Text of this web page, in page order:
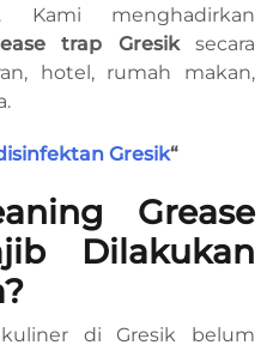
Kami menghadirkan
trap Gresiksecara
hotel, rumah makan,
Gresik“
Grease
Dilakukan
di Gresik belum